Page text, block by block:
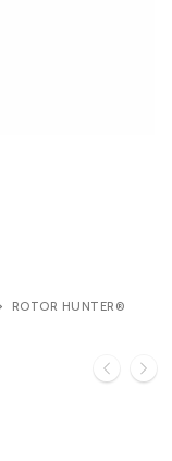
ROTOR HUNTER®